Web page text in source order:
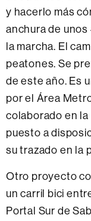
y hacerlo más
anchura de
la marcha. El
peatones. Se
de este año. Es
por el Área
colaborado en
puesto a
su trazado en la
Otro proyecto
un carril bici
Portal Sur de